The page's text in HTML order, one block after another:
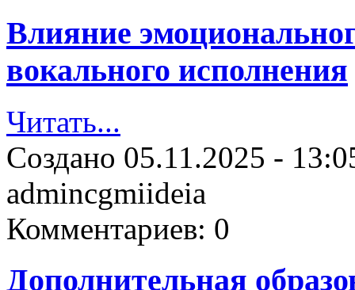
Влияние
вокального исполнения
Читать...
Создано 05.11.2025 -
admincgmiideia
Комментариев: 0
Дополнительная